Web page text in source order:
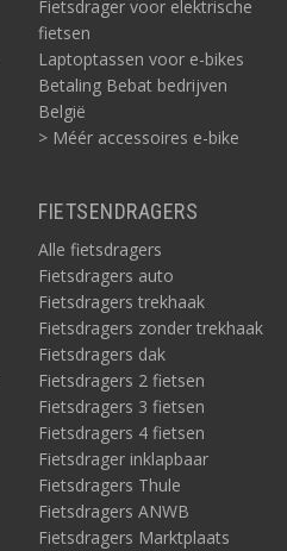
Fietsdrager voor elektrische
fietsen
Laptoptassen voor e-bikes
Betaling Bebat bedrijven
België
> Méér accessoires e-bike
FIETSENDRAGERS
Alle fietsdragers
Fietsdragers auto
Fietsdragers trekhaak
Fietsdragers zonder trekhaak
Fietsdragers dak
Fietsdragers 2 fietsen
Fietsdragers 3 fietsen
Fietsdragers 4 fietsen
Fietsdrager inklapbaar
Fietsdragers Thule
Fietsdragers ANWB
Fietsdragers Marktplaats